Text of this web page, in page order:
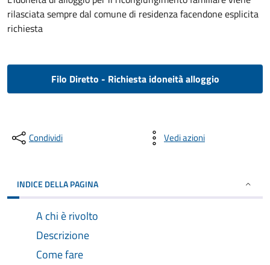
rilasciata sempre dal comune di residenza facendone esplicita
richiesta
Filo Diretto - Richiesta idoneità alloggio
Condividi Vedi azioni
INDICE DELLA PAGINA
A chi è rivolto
Descrizione
Come fare